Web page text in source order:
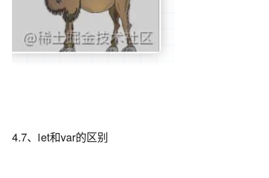
4.7、 let和var的区别